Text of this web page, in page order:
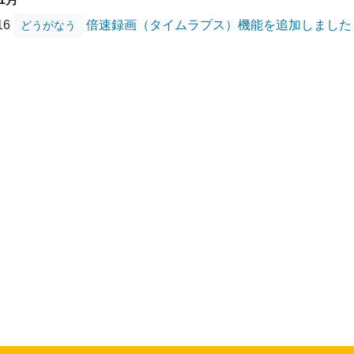
どうがなう 倍速録画（タイムラプス）機能を追加しました